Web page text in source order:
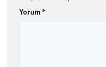
Yorum *